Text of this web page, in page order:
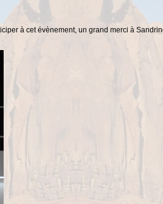
à cet évènement, un grand merci à